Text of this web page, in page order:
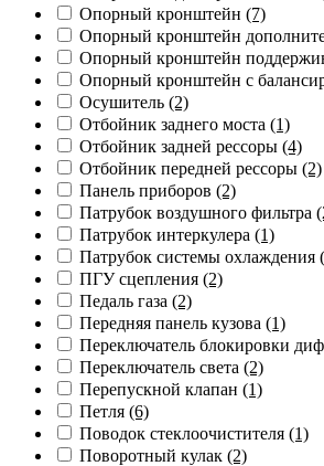
Опорный кронштейн (7)
Опорный кронштейн
Опорный кронштейн
Опорный кронштейн с
Осушитель (2)
Отбойник заднего моста (1)
Отбойник задней рессоры (4)
Отбойник передней рессоры (2)
Панель приборов (2)
Патрубок воздушного фильтра
Патрубок интеркулера (1)
Патрубок системы охлаждения
ПГУ сцепления (2)
Педаль газа (2)
Передняя панель кузова (1)
Переключатель блокировки
Переключатель света (2)
Перепускной клапан (1)
Петля (6)
Поводок стеклоочистителя (1)
Поворотный кулак (2)